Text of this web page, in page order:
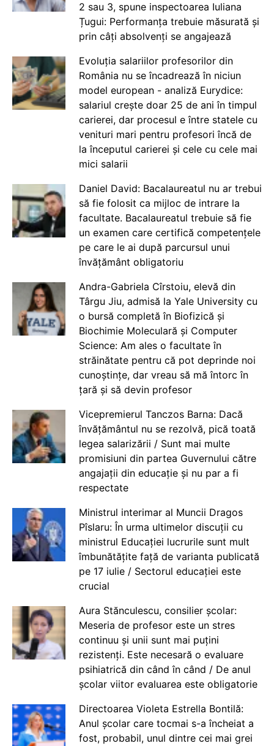
2 sau 3, spune inspectoarea Iuliana
Țugui: Performanța trebuie măsurată și
prin câți absolvenți se angajează
Evoluția salariilor profesorilor din
România nu se încadrează în niciun
model european - analiză Eurydice:
salariul crește doar 25 de ani în timpul
carierei, dar procesul e între statele cu
venituri mari pentru profesori încă de
la începutul carierei și cele cu cele mai
mici salarii
Daniel David: Bacalaureatul nu ar trebui
să fie folosit ca mijloc de intrare la
facultate. Bacalaureatul trebuie să fie
un examen care certifică competențele
pe care le ai după parcursul unui
învățământ obligatoriu
Andra-Gabriela Cîrstoiu, elevă din
Târgu Jiu, admisă la Yale University cu
o bursă completă în Biofizică și
Biochimie Moleculară și Computer
Science: Am ales o facultate în
străinătate pentru că pot deprinde noi
cunoștințe, dar vreau să mă întorc în
țară și să devin profesor
Vicepremierul Tanczos Barna: Dacă
învățământul nu se rezolvă, pică toată
legea salarizării / Sunt mai multe
promisiuni din partea Guvernului către
angajații din educație și nu par a fi
respectate
Ministrul interimar al Muncii Dragos
Pîslaru: În urma ultimelor discuții cu
ministrul Educației lucrurile sunt mult
îmbunătățite față de varianta publicată
pe 17 iulie / Sectorul educației este
crucial
Aura Stănculescu, consilier școlar:
Meseria de profesor este un stres
continuu și unii sunt mai puțini
rezistenți. Este necesară o evaluare
psihiatrică din când în când / De anul
școlar viitor evaluarea este obligatorie
Directoarea Violeta Estrella Bontilă:
Anul școlar care tocmai s-a încheiat a
fost, probabil, unul dintre cei mai grei